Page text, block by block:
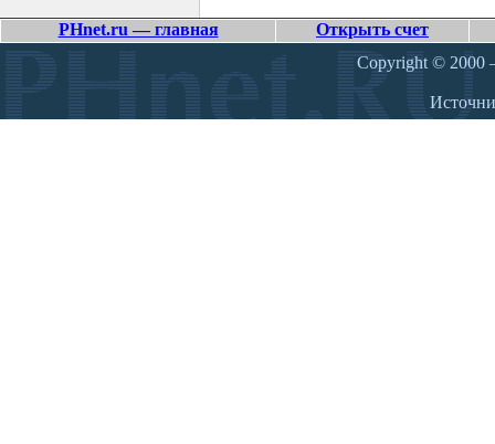
PHnet.ru — главная
Открыть счет
Copyright © 2000